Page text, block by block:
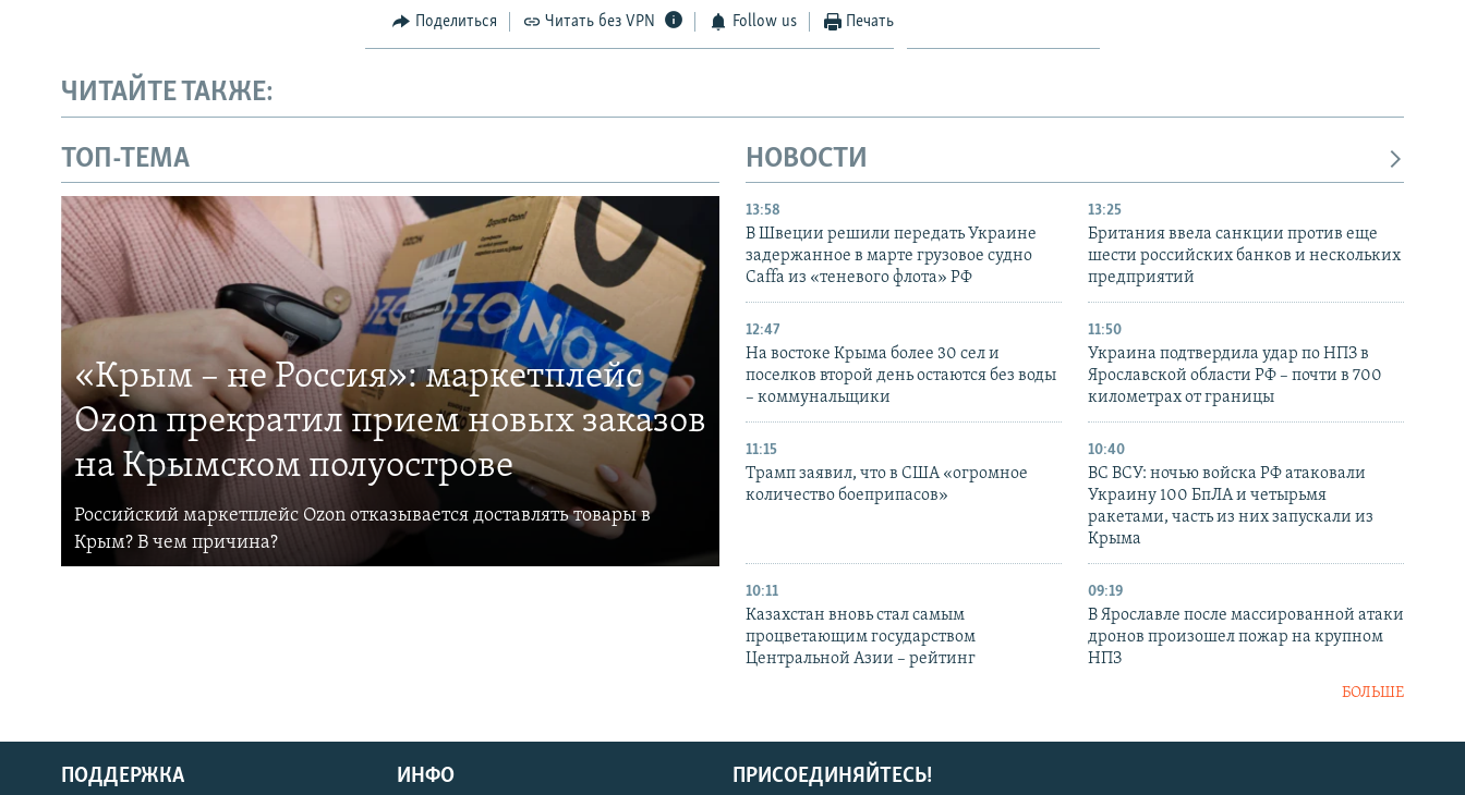
Поделиться Читать без VPN Follow us Печать
ЧИТАЙТЕ ТАКЖЕ:
ТОП-ТЕМА
«Крым – не Россия»: маркетплейс
Ozon прекратил прием новых заказов
на Крымском полуострове
Российский маркетплейс Ozon отказывается доставлять товары в
Крым? В чем причина?
НОВОСТИ
13:58
В Швеции решили передать Украине
задержанное в марте грузовое судно
Caffa из «теневого флота» РФ
13:25
Британия ввела санкции против еще
шести российских банков и нескольких
предприятий
12:47
На востоке Крыма более 30 сел и
поселков второй день остаются без воды
– коммунальщики
11:50
Украина подтвердила удар по НПЗ в
Ярославской области РФ – почти в 700
километрах от границы
11:15
Трамп заявил, что в США «огромное
количество боеприпасов»
10:40
ВС ВСУ: ночью войска РФ атаковали
Украину 100 БпЛА и четырьмя
ракетами, часть из них запускали из
Крыма
10:11
Казахстан вновь стал самым
процветающим государством
Центральной Азии – рейтинг
09:19
В Ярославле после массированной атаки
дронов произошел пожар на крупном
НПЗ
БОЛЬШЕ
ПРИСОЕДИНЯЙТЕСЬ!
ПОДДЕРЖКА ИНФО